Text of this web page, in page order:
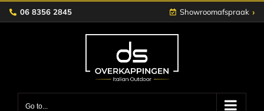
Skip
to
06 8356 2845 Showroomafspraak ›
Go to...